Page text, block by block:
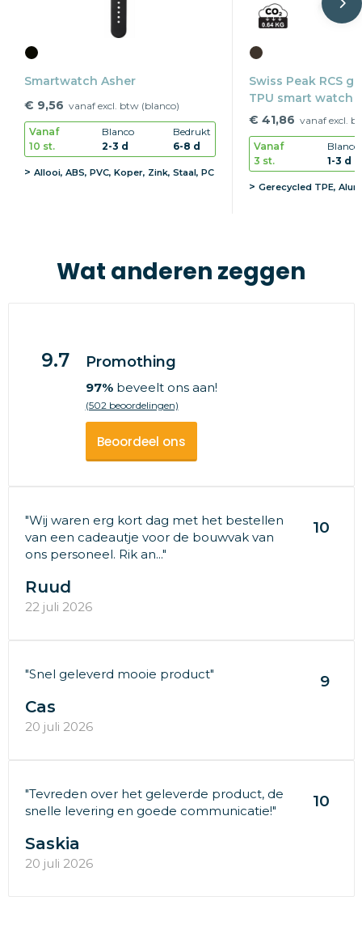
Smartwatch Asher
€ 9,56 vanaf excl. btw (blanco)
Vanaf
10 st.
Blanco
2-3 d
Bedrukt
6-8 d
Allooi, ABS, PVC, Koper, Zink, Staal, PC
Swiss Peak RCS
TPU smart watch
€ 41,86 vanaf excl.
Vanaf
3 st.
Blanco
1-3 d
Gerecycled TPE,
Wat anderen zeggen
9.7 Promothing
97%beveelt ons aan!
(502 beoordelingen)
Beoordeel ons
"Wij waren erg kort dag met het bestellen
van een cadeautje voor de bouwvak van
ons personeel. Rik an..."
10
Ruud
22 juli 2026
"Snel geleverd mooie product" 9
Cas
20 juli 2026
"Tevreden over het geleverde product, de
snelle levering en goede communicatie!"
10
Saskia
20 juli 2026